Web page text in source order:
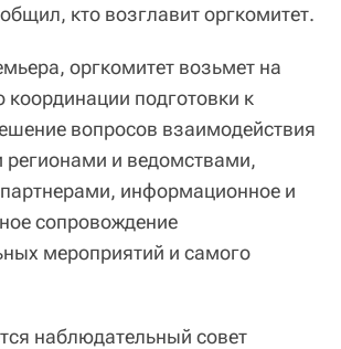
кто возглавит оргкомитет.
оргкомитет возьмет на
координации подготовки к
вопросов взаимодействия
регионами и ведомствами,
информационное и
сопровождение
мероприятий и самого
наблюдательный совет